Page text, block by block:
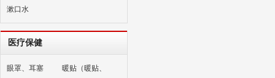
漱口水
医疗保健
眼罩、耳塞
暖贴（暖贴、